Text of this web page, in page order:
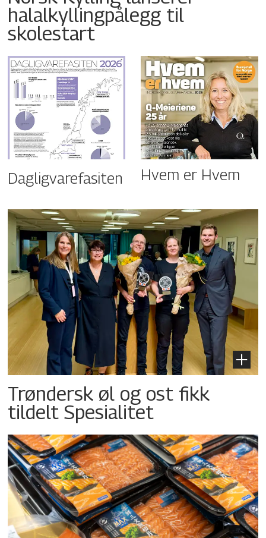
halalkyllingpålegg til
skolestart
Dagligvarefasiten Hvem er Hvem
Trøndersk øl og ost fikk
tildelt Spesialitet